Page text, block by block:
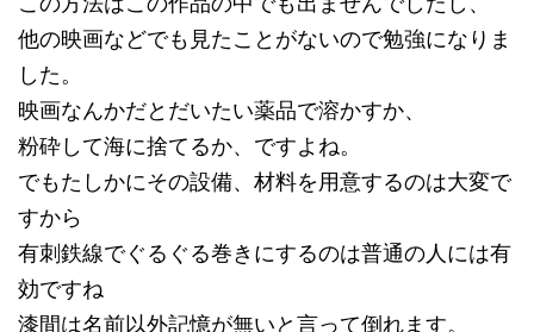
他の映画などでも見たことがないので勉強になりま
した。
映画なんかだとだいたい薬品で溶かすか、
粉砕して海に捨てるか、ですよね。
でもたしかにその設備、材料を用意するのは大変で
すから
有刺鉄線でぐるぐる巻きにするのは普通の人には有
効ですね
漆間は名前以外記憶が無いと言って倒れます。